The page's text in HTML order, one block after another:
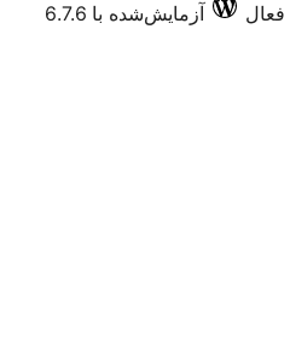
آزمایش‌شده با 6.7.6